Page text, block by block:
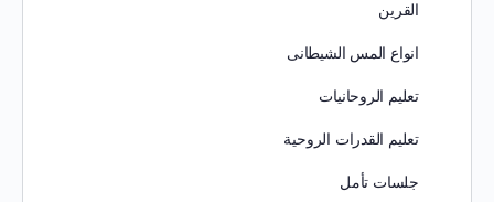
القرين
انواع المس الشيطانى
تعليم الروحانيات
تعليم القدرات الروحية
جلسات تأمل